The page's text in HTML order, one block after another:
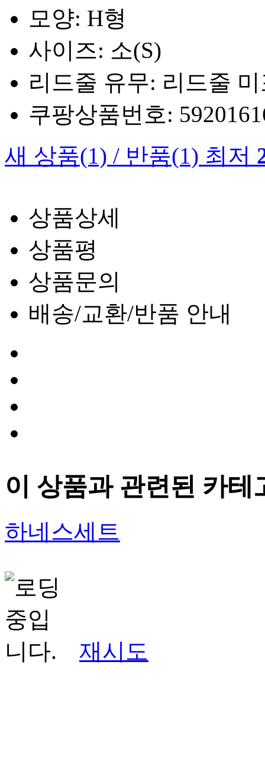
모양: H형
사이즈: 소(S)
리드줄 유무: 리드줄
쿠팡상품번호:
새 상품(1) / 반품(1) 최저
상품상세
상품평
상품문의
배송/교환/반품 안내
이 상품과 관련된 카테
하네스세트
재시도